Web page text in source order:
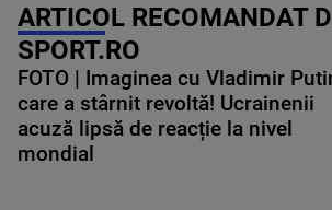
ARTICOL RECOMANDAT
SPORT.RO
FOTO | Imaginea cu Vladimir
care a stârnit revoltă! Ucrainenii
acuză lipsă de reacție la nivel
mondial